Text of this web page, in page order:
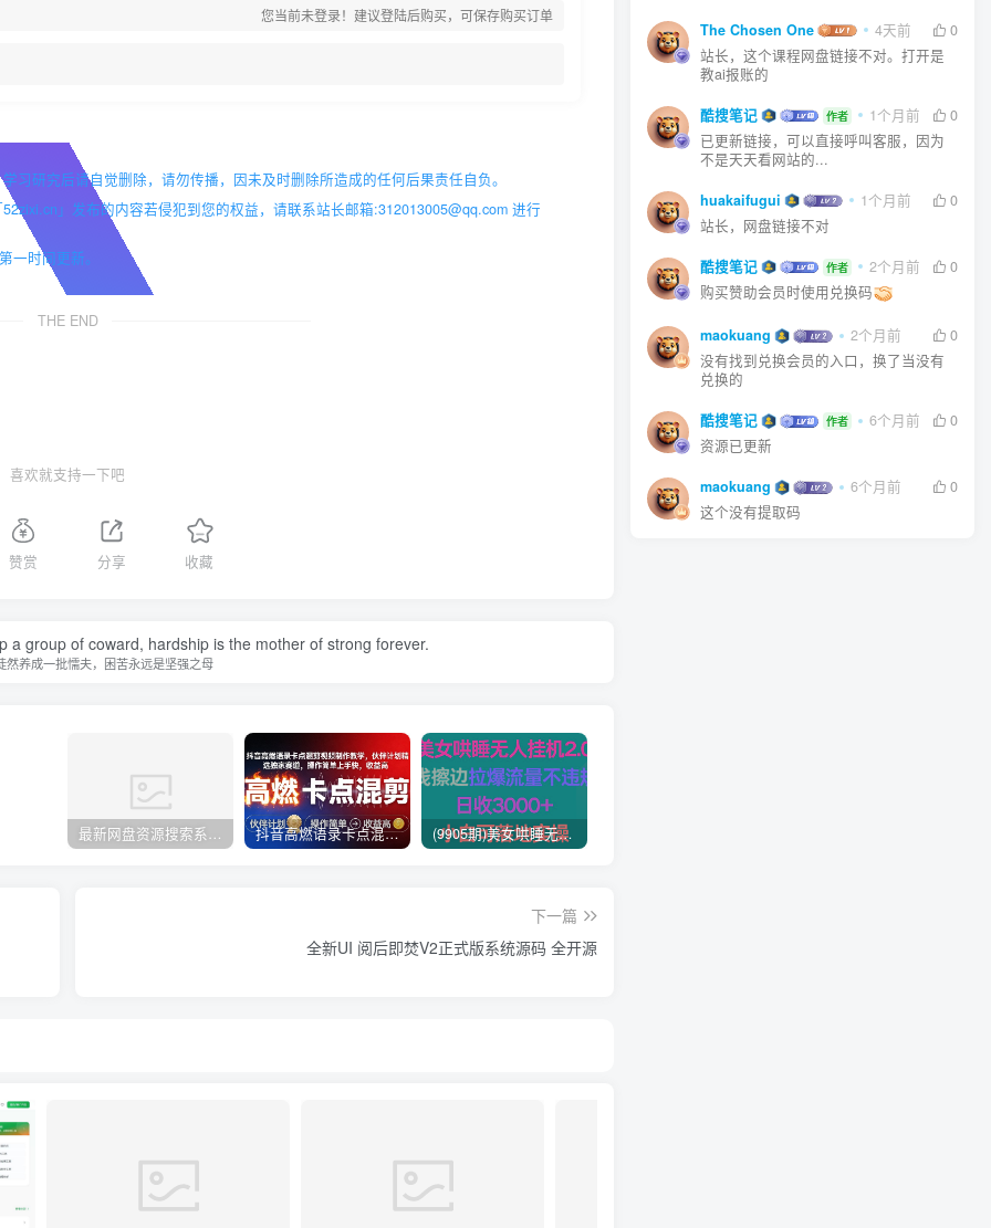
您当前未登录！建议登陆后购买，可保存购买订单
习研究后请自觉删除，请勿传播，因未及时删除所造成的任何后果责任自负。
」发布的内容若侵犯到您的权益，请联系站长邮箱:312013005@qq.com 进行
时间更新。
THE END
喜欢就支持一下吧
赞赏 分享 收藏
a group of coward, hardship is the mother of strong forever.
然养成一批懦夫，困苦永远是坚强之母
最新网盘资源搜索系统，电视直播，Alist聚合播放 抖音高燃语录卡点混剪视频制作教学，伙伴计划精选独家赛道，操作简单上手快，收益高 (9905期)美女哄睡无人挂机2.0，浅擦边拉爆流量不违规，日收3000+，小白可落地实操
下一篇
全新UI 阅后即焚V2正式版系统源码 全开源
The Chosen One 4天前
0
站长，这个课程网盘链接不对。打开是
教ai报账的
酷搜笔记 作者 1个月前
0
已更新链接，可以直接呼叫客服，因为
不是天天看网站的...
huakaifugui 1个月前
0
站长，网盘链接不对
酷搜笔记 作者 2个月前
0
购买赞助会员时使用兑换码
maokuang 2个月前
0
没有找到兑换会员的入口，换了当没有
兑换的
酷搜笔记 作者 6个月前
0
资源已更新
maokuang 6个月前
0
这个没有提取码